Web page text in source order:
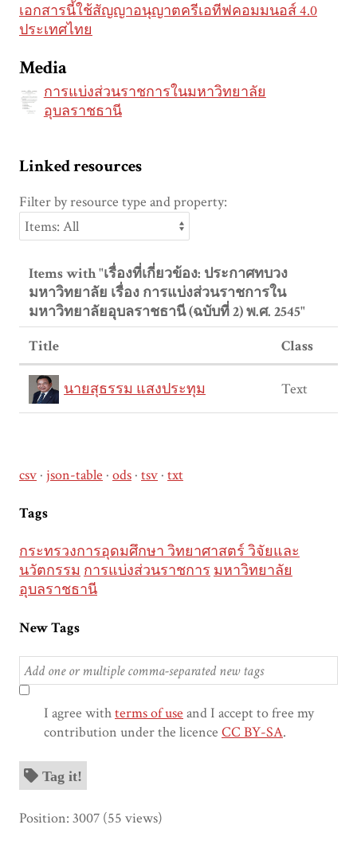
เอกสารนี้ใช้สัญญาอนุญาตครีเอทีฟคอมมนอส์ 4.0
ประเทศไทย
Media
การแบ่งส่วนราชการในมหาวิทยาลัย
อุบลราชธานี
Linked resources
Filter by resource type and property:
Items with "เรื่องที่เกี่ยวข้อง: ประกาศทบวง
มหาวิทยาลัย เรื่อง การแบ่งส่วนราชการใน
มหาวิทยาลัยอุบลราชธานี (ฉบับที่ 2) พ.ศ. 2545"
Title
Class
นายสุธรรม แสงประทุม Text
csv json-table ods tsv txt
Tags
กระทรวงการอุดมศึกษา วิทยาศาสตร์ วิจัยและ
นวัตกรรม การแบ่งส่วนราชการ มหาวิทยาลัย
อุบลราชธานี
New Tags
I agree withterms of use and I accept to free my
contribution under the licence CC BY-SA.
Tag it!
Position: 3007 (55 views)